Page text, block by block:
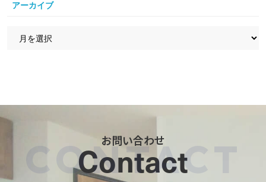
アーカイブ
お問い合わせ
Contact